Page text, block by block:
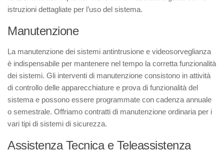
istruzioni dettagliate per l’uso del sistema.
Manutenzione
La manutenzione dei sistemi antintrusione e videosorveglianza
è indispensabile per mantenere nel tempo la corretta funzionalità
dei sistemi. Gli interventi di manutenzione consistono in attività
di controllo delle apparecchiature e prova di funzionalità del
sistema e possono essere programmate con cadenza annuale
o semestrale. Offriamo contratti di manutenzione ordinaria per i
vari tipi di sistemi di sicurezza.
Assistenza Tecnica e Teleassistenza